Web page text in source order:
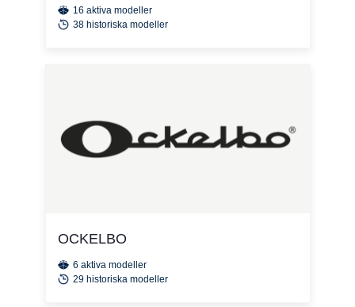
16 aktiva modeller
38 historiska modeller
OCKELBO
6 aktiva modeller
29 historiska modeller